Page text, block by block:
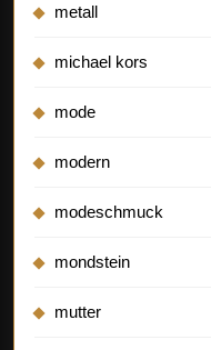
metall
michael kors
mode
modern
modeschmuck
mondstein
mutter